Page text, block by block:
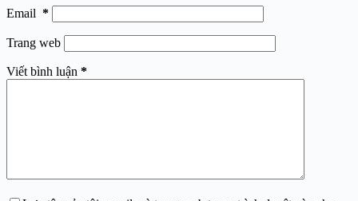
Email *
Trang web
Viết bình luận *